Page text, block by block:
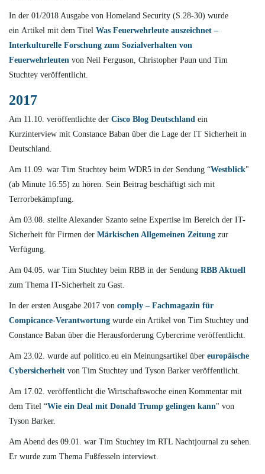
In der 01/2018 Ausgabe von Homeland Security (S.28-30) wurde
ein Artikel mit dem Titel Was Feuerwehrleute auszeichnet –
Interkulturelle Forschung zum Sozialverhalten von
Feuerwehrleuten von Neil Ferguson, Christopher Paun und Tim
Stuchtey veröffentlicht.
2017
Am 11.10. veröffentlichte der Cisco Blog Deutschland ein
Kurzinterview mit Constance Baban über die Lage der IT Sicherheit in
Deutschland.
Am 11.09. war Tim Stuchtey beim WDR5 in der Sendung “Westblick"
(ab Minute 16:55) zu hören. Sein Beitrag beschäftigt sich mit
Terrorbekämpfung.
Am 03.08. stellte Alexander Szanto seine Expertise im Bereich der IT-
Sicherheit für Firmen der Märkischen Allgemeinen Zeitung zur
Verfügung.
Am 04.05. war Tim Stuchtey beim RBB in der Sendung RBB Aktuell
zum Thema IT-Sicherheit zu Gast.
In der ersten Ausgabe 2017 von comply – Fachmagazin für
Compicance-Verantwortung wurde ein Artikel von Tim Stuchtey und
Constance Baban über die Herausforderung Cybercrime veröffentlicht.
Am 23.02. wurde auf politico.eu ein Meinungsartikel über europäische
Cybersicherheit von Tim Stuchtey und Tyson Barker veröffentlicht.
Am 17.02. veröffentlicht die Wirtschaftswoche einen Kommentar mit
dem Titel “Wie ein Deal mit Donald Trump gelingen kann" von
Tyson Barker.
Am Abend des 09.01. war Tim Stuchtey im RTL Nachtjournal zu sehen.
Er wurde zum Thema Fußfesseln interviewt.